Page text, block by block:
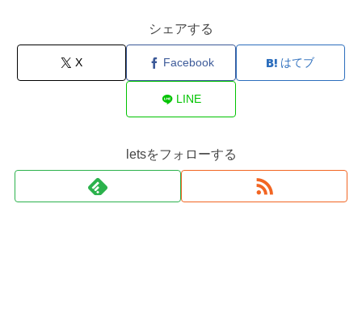
シェアする
X Facebook はてブ
LINE
letsをフォローする